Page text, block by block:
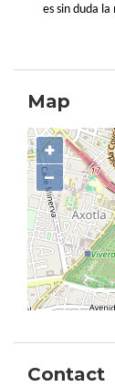
es sin duda
Map
+
−
Contact